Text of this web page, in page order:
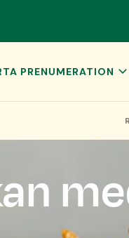
PRENUMERATION